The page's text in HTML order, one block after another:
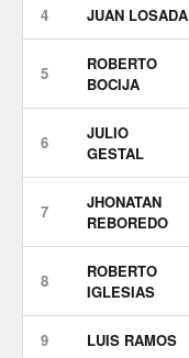
4 JUAN LOSADA
5
ROBERTO
BOCIJA
6
JULIO
GESTAL
7
JHONATAN
REBOREDO
8
ROBERTO
IGLESIAS
9 LUIS RAMOS